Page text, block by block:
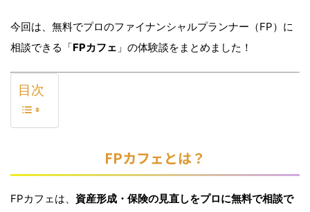
今回は、無料でプロのファイナンシャルプランナー（FP）に
相談できる「FPカフェ 」の体験談をまとめました！
目次
FPカフェとは？
FPカフェは、 資産形成・保険の見直しをプロに無料で相談で